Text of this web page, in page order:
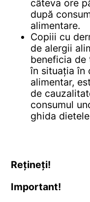
câteva ore
după
alimentare.
Copiii cu
de alergii
beneficia
în situația în
alimentar,
de
consumul
ghida
Rețineți!
Important!